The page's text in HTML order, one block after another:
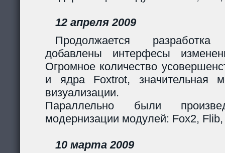
12 апреля 2009
Продолжается
добавлены интерфесы
Огромное количество
и ядра Foxtrot, значительная
визуализации.
Параллельно были
модернизации модулей: Fox2,
10 марта 2009